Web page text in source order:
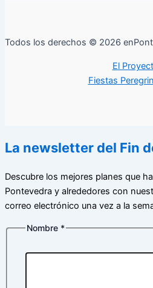
Todos los derechos © 2026
El
Fiestas
La newsletter del Fin
Descubre los mejores planes que
Pontevedra y alrededores con
correo electrónico una vez a la
privacidad
Correo
Nombre *